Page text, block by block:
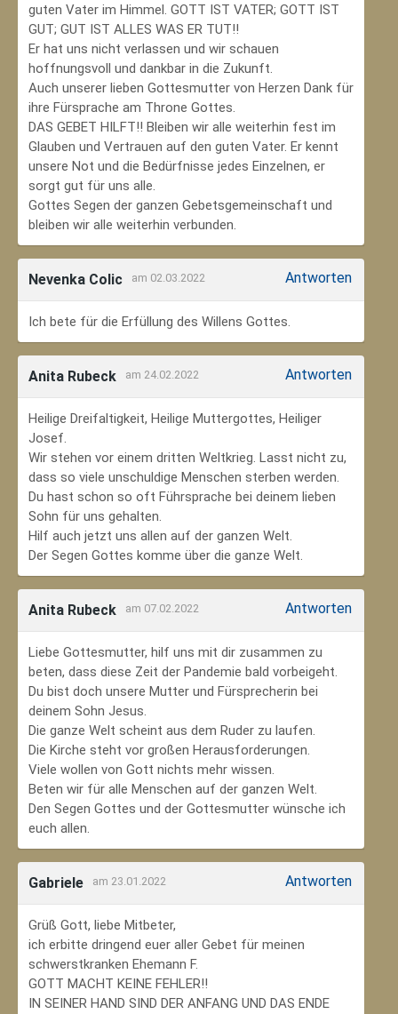
guten Vater im Himmel. GOTT IST VATER; GOTT IST
GUT; GUT IST ALLES WAS ER TUT!!
Er hat uns nicht verlassen und wir schauen
hoffnungsvoll und dankbar in die Zukunft.
Auch unserer lieben Gottesmutter von Herzen Dank für
ihre Fürsprache am Throne Gottes.
DAS GEBET HILFT!! Bleiben wir alle weiterhin fest im
Glauben und Vertrauen auf den guten Vater. Er kennt
unsere Not und die Bedürfnisse jedes Einzelnen, er
sorgt gut für uns alle.
Gottes Segen der ganzen Gebetsgemeinschaft und
bleiben wir alle weiterhin verbunden.
Nevenka Colic am 02.03.2022 Antworten
Ich bete für die Erfüllung des Willens Gottes.
Anita Rubeck am 24.02.2022 Antworten
Heilige Dreifaltigkeit, Heilige Muttergottes, Heiliger
Josef.
Wir stehen vor einem dritten Weltkrieg. Lasst nicht zu,
dass so viele unschuldige Menschen sterben werden.
Du hast schon so oft Führsprache bei deinem lieben
Sohn für uns gehalten.
Hilf auch jetzt uns allen auf der ganzen Welt.
Der Segen Gottes komme über die ganze Welt.
Anita Rubeck am 07.02.2022 Antworten
Liebe Gottesmutter, hilf uns mit dir zusammen zu
beten, dass diese Zeit der Pandemie bald vorbeigeht.
Du bist doch unsere Mutter und Fürsprecherin bei
deinem Sohn Jesus.
Die ganze Welt scheint aus dem Ruder zu laufen.
Die Kirche steht vor großen Herausforderungen.
Viele wollen von Gott nichts mehr wissen.
Beten wir für alle Menschen auf der ganzen Welt.
Den Segen Gottes und der Gottesmutter wünsche ich
euch allen.
Gabriele am 23.01.2022 Antworten
Grüß Gott, liebe Mitbeter,
ich erbitte dringend euer aller Gebet für meinen
schwerstkranken Ehemann F.
GOTT MACHT KEINE FEHLER!!
IN SEINER HAND SIND DER ANFANG UND DAS ENDE